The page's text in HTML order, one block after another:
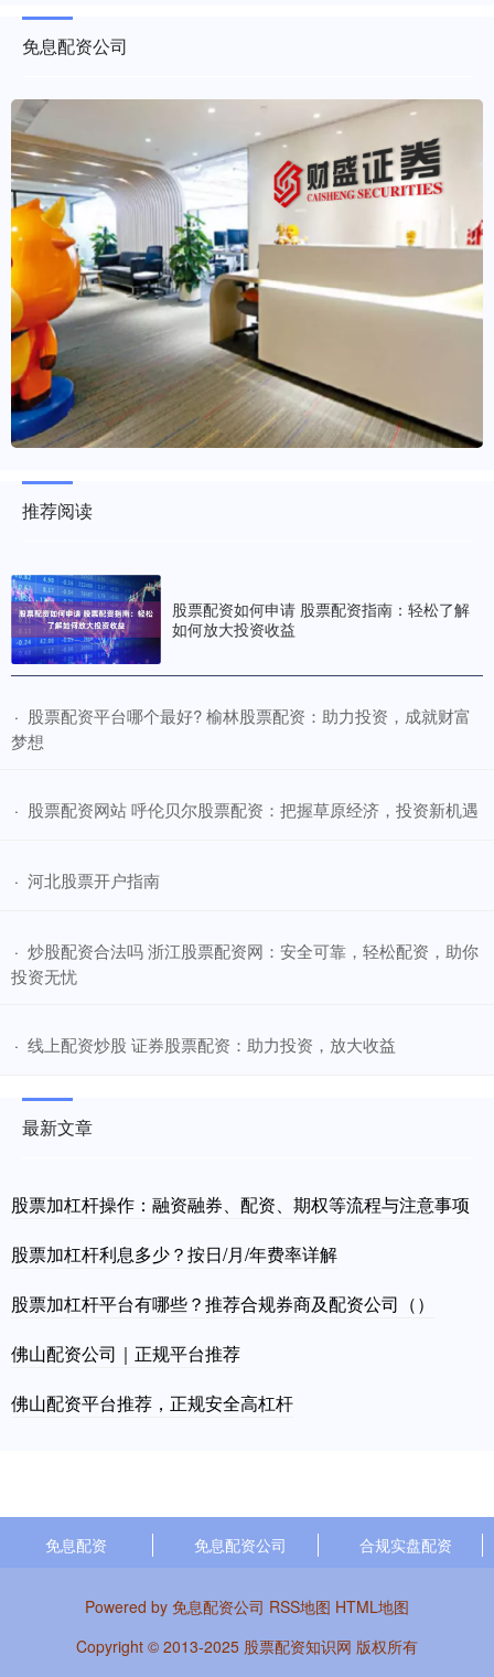
免息配资公司
推荐阅读
股票配资如何申请 股票配资指南：轻松了解
如何放大投资收益
· ​股票配资平台哪个最好? 榆林股票配资：助力投资，成就财富
梦想
· ​股票配资网站 呼伦贝尔股票配资：把握草原经济，投资新机遇
· ​河北股票开户指南
· ​炒股配资合法吗 浙江股票配资网：安全可靠，轻松配资，助你
投资无忧
· ​线上配资炒股 证券股票配资：助力投资，放大收益
最新文章
股票加杠杆操作：融资融券、配资、期权等流程与注意事项
股票加杠杆利息多少？按日/月/年费率详解
股票加杠杆平台有哪些？推荐合规券商及配资公司（）
佛山配资公司｜正规平台推荐
佛山配资平台推荐，正规安全高杠杆
免息配资 免息配资公司 合规实盘配资
Powered by 免息配资公司 RSS地图 HTML地图
Copyright © 2013-2025 股票配资知识网 版权所有